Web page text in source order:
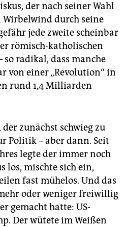
der nach seiner Wahl
Wirbelwind durch seine
jede zweite scheinbar
römisch-katholischen
so radikal, dass manche
von einer „Revolution“ in
rund 1,4 Milliarden
der zunächst schwieg zu
Politik – aber dann. Seit
legte der immer noch
los, mischte sich ein,
fast mühelos. Und das
oder weniger freiwillig
gemacht hatte: US-
Der wütete im Weißen